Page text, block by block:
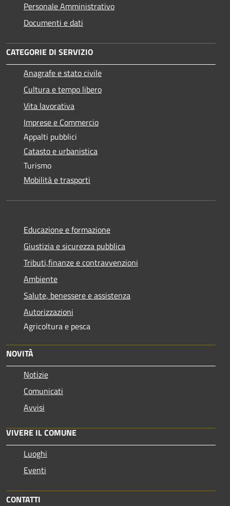
Personale Amministrativo
Documenti e dati
CATEGORIE DI SERVIZIO
Anagrafe e stato civile
Cultura e tempo libero
Vita lavorativa
Imprese e Commercio
Appalti pubblici
Catasto e urbanistica
Turismo
Mobilità e trasporti
Educazione e formazione
Giustizia e sicurezza pubblica
Tributi,finanze e contravvenzioni
Ambiente
Salute, benessere e assistenza
Autorizzazioni
Agricoltura e pesca
NOVITÀ
Notizie
Comunicati
Avvisi
VIVERE IL COMUNE
Luoghi
Eventi
CONTATTI